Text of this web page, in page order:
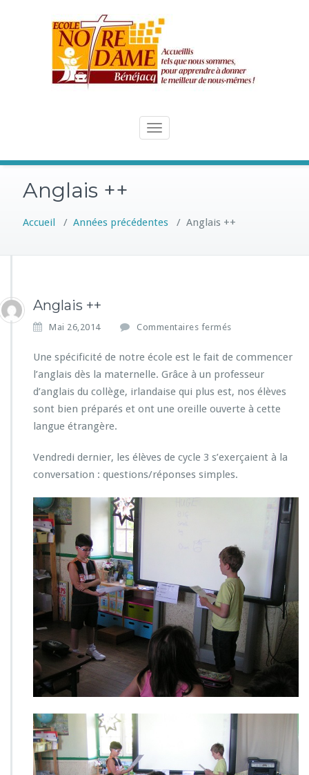
Toggle
Anglais ++
Accueil / Années précédentes / Anglais ++
Anglais ++
Mai 26,2014 Commentaires fermés
r
A
n
g
l
+
+
Une spécificité de notre école est le fait de commencer
l’anglais dès la maternelle. Grâce à un professeur
d’anglais du collège, irlandaise qui plus est, nos élèves
sont bien préparés et ont une oreille ouverte à cette
langue étrangère.
Vendredi dernier, les élèves de cycle 3 s’exerçaient à la
conversation : questions/réponses simples.